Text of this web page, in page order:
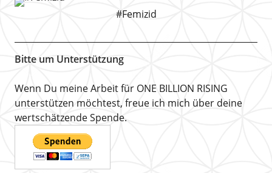
#Femizid
Bitte um Unterstützung
Wenn Du meine Arbeit für ONE BILLION RISING
unterstützen möchtest, freue ich mich über deine
wertschätzende Spende.